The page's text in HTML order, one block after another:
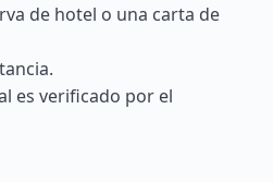
de hotel o una carta de
es verificado por el